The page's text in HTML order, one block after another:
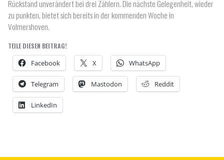
Rückstand unverändert bei drei Zählern. Die nächste Gelegenheit, wieder
zu punkten, bietet sich bereits in der kommenden Woche in
Volmershoven.
TEILE DIESEN BEITRAG!
Facebook X WhatsApp
Telegram Mastodon Reddit
LinkedIn